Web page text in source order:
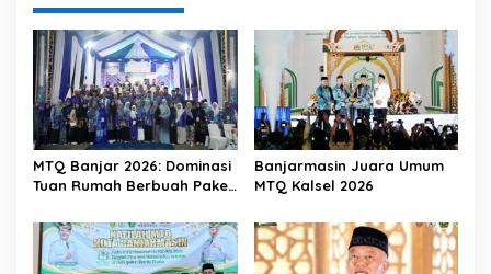
MTQ Banjar 2026: Dominasi
Tuan Rumah Berbuah Paket
Banjarmasin Juara Umum
MTQ Kalsel 2026